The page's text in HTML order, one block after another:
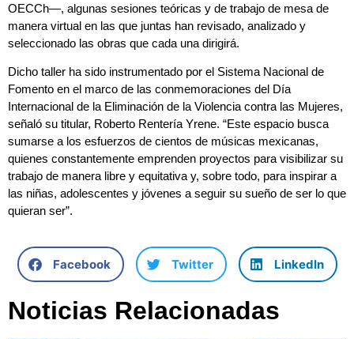
OECCh―, algunas sesiones teóricas y de trabajo de mesa de
manera virtual en las que juntas han revisado, analizado y
seleccionado las obras que cada una dirigirá.
Dicho taller ha sido instrumentado por el Sistema Nacional de
Fomento en el marco de las conmemoraciones del Día
Internacional de la Eliminación de la Violencia contra las Mujeres,
señaló su titular, Roberto Rentería Yrene. “Este espacio busca
sumarse a los esfuerzos de cientos de músicas mexicanas,
quienes constantemente emprenden proyectos para visibilizar su
trabajo de manera libre y equitativa y, sobre todo, para inspirar a
las niñas, adolescentes y jóvenes a seguir su sueño de ser lo que
quieran ser”.
Facebook Twitter LinkedIn
Noticias Relacionadas